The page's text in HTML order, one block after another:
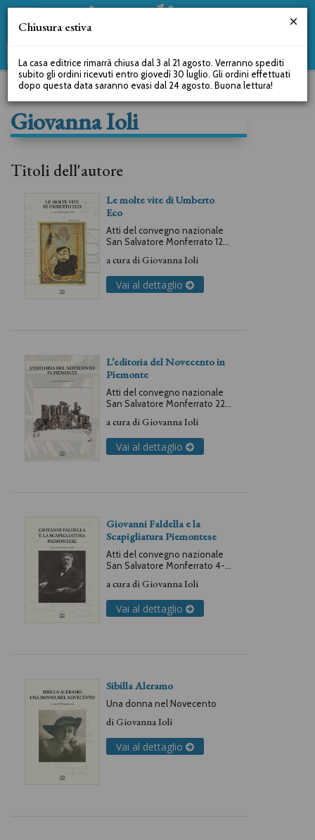
Giovanna Ioli
Titoli dell'autore
Le molte vite di Umberto
Eco
Atti del convegno nazionale
San Salvatore Monferrato 12-
a cura diGiovanna Ioli
Vai al dettaglio
L’editoria del Novecento in
Piemonte
Atti del convegno nazionale
San Salvatore Monferrato 22-
a cura diGiovanna Ioli
Vai al dettaglio
Giovanni Faldella e la
Scapigliatura Piemontese
Atti del convegno nazionale
San Salvatore Monferrato 4-5
a cura diGiovanna Ioli
Vai al dettaglio
Sibilla Aleramo
Una donna nel Novecento
diGiovanna Ioli
Vai al dettaglio
Chiusura estiva
La casa editrice rimarrà chiusa dal 3 al 21 agosto. Verranno spediti
subito gli ordini ricevuti entro giovedì 30 luglio. Gli ordini effettuati
dopo questa data saranno evasi dal 24 agosto. Buona lettura!